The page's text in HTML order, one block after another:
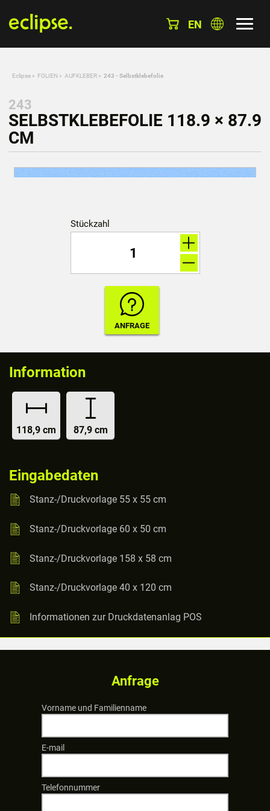
EN
Eclipse » FOLIEN » AUFKLEBER » 243 - Selbstklebefolie
243
SELBSTKLEBEFOLIE 118.9 × 87.9
CM
Stückzahl
Information
118,9 cm 87,9 cm
Eingabedaten
Stanz-/Druckvorlage 55 x 55 cm
Stanz-/Druckvorlage 60 x 50 cm
Stanz-/Druckvorlage 158 x 58 cm
Stanz-/Druckvorlage 40 x 120 cm
Informationen zur Druckdatenanlag POS
Anfrage
Vorname und Familienname
E-mail
Telefonnummer